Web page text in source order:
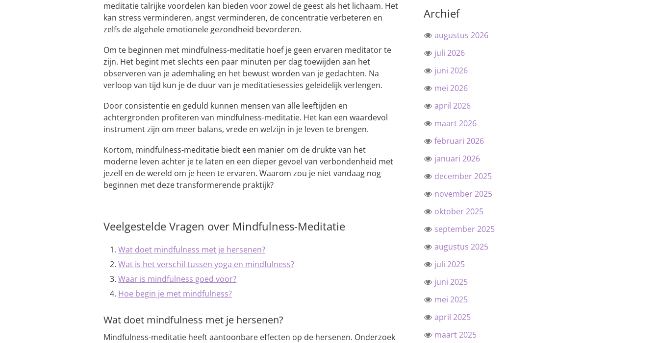
meditatie talrijke voordelen kan bieden voor zowel de geest als het lichaam. Het
kan stress verminderen, angst verminderen, de concentratie verbeteren en
zelfs de algehele emotionele gezondheid bevorderen.
Om te beginnen met mindfulness-meditatie hoef je geen ervaren meditator te
zijn. Het begint met slechts een paar minuten per dag toewijden aan het
observeren van je ademhaling en het bewust worden van je gedachten. Na
verloop van tijd kun je de duur van je meditatiesessies geleidelijk verlengen.
Door consistentie en geduld kunnen mensen van alle leeftijden en
achtergronden profiteren van mindfulness-meditatie. Het kan een waardevol
instrument zijn om meer balans, vrede en welzijn in je leven te brengen.
Kortom, mindfulness-meditatie biedt een manier om de drukte van het
moderne leven achter je te laten en een dieper gevoel van verbondenheid met
jezelf en de wereld om je heen te ervaren. Waarom zou je niet vandaag nog
beginnen met deze transformerende praktijk?
Veelgestelde Vragen over Mindfulness-Meditatie
Wat doet mindfulness met je hersenen?
Wat is het verschil tussen yoga en mindfulness?
Waar is mindfulness goed voor?
Hoe begin je met mindfulness?
Wat doet mindfulness met je hersenen?
Mindfulness-meditatie heeft aantoonbare effecten op de hersenen. Onderzoek
Archief
augustus 2026
juli 2026
juni 2026
mei 2026
april 2026
maart 2026
februari 2026
januari 2026
december 2025
november 2025
oktober 2025
september 2025
augustus 2025
juli 2025
juni 2025
mei 2025
april 2025
maart 2025